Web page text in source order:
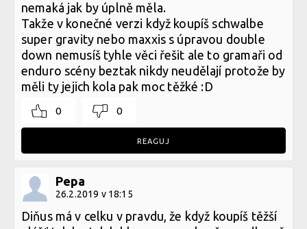
nemaká jak by úplně měla.
Takže v konečné verzi když koupíš schwalbe
super gravity nebo maxxis s úpravou double
down nemusíš tyhle věci řešit ale to gramaři od
enduro scény beztak nikdy neudělají protože by
měli ty jejich kola pak moc těžké :D
0 0
REAGUJ
Pepa
26.2.2019 v 18:15
Diňus má v celku v pravdu, že když koupíš těžší